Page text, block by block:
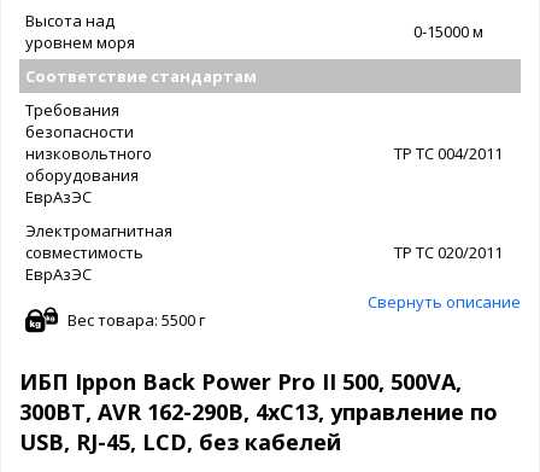
Высота над
уровнем моря
0-15000 м
Соответствие стандартам
Требования
безопасности
низковольтного
оборудования
ЕврАзЭС
ТР ТС 004/2011
Электромагнитная
совместимость
ЕврАзЭС
ТР ТС 020/2011
Свернуть описание
Вес товара: 5500 г
ИБП Ippon Back Power Pro II 500, 500VA,
300ВТ, AVR 162-290В, 4хС13, управление по
USB, RJ-45, LCD, без кабелей